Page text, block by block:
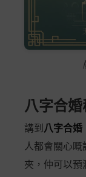
八字合
講到 八字合婚
人都會關心嘅
夾，仲可以預